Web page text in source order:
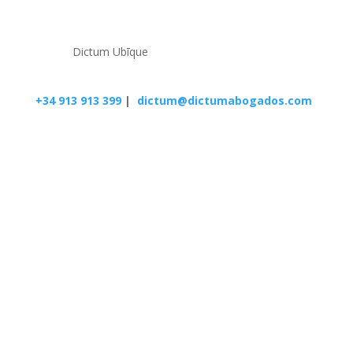
Dictum Ubīque
+34 913 913 399| dictum@dictumabogados.com